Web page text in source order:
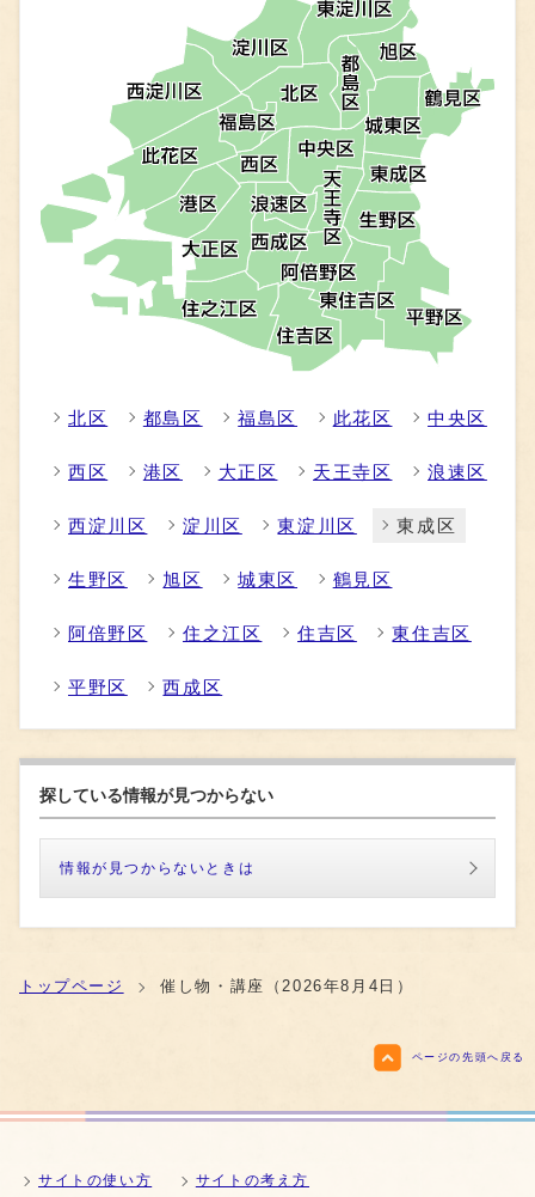
北区 都島区 福島区 此花区 中央区
西区 港区 大正区 天王寺区 浪速区
西淀川区 淀川区 東淀川区 東成区
生野区 旭区 城東区 鶴見区
阿倍野区 住之江区 住吉区 東住吉区
平野区 西成区
探している情報が見つからない
情報が見つからないときは
トップページ 催し物・講座（2026年8月4日）
ページの先頭へ戻る
サイトの使い方 サイトの考え方